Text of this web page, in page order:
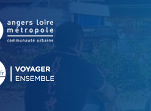
, Ouvre une nouvelle